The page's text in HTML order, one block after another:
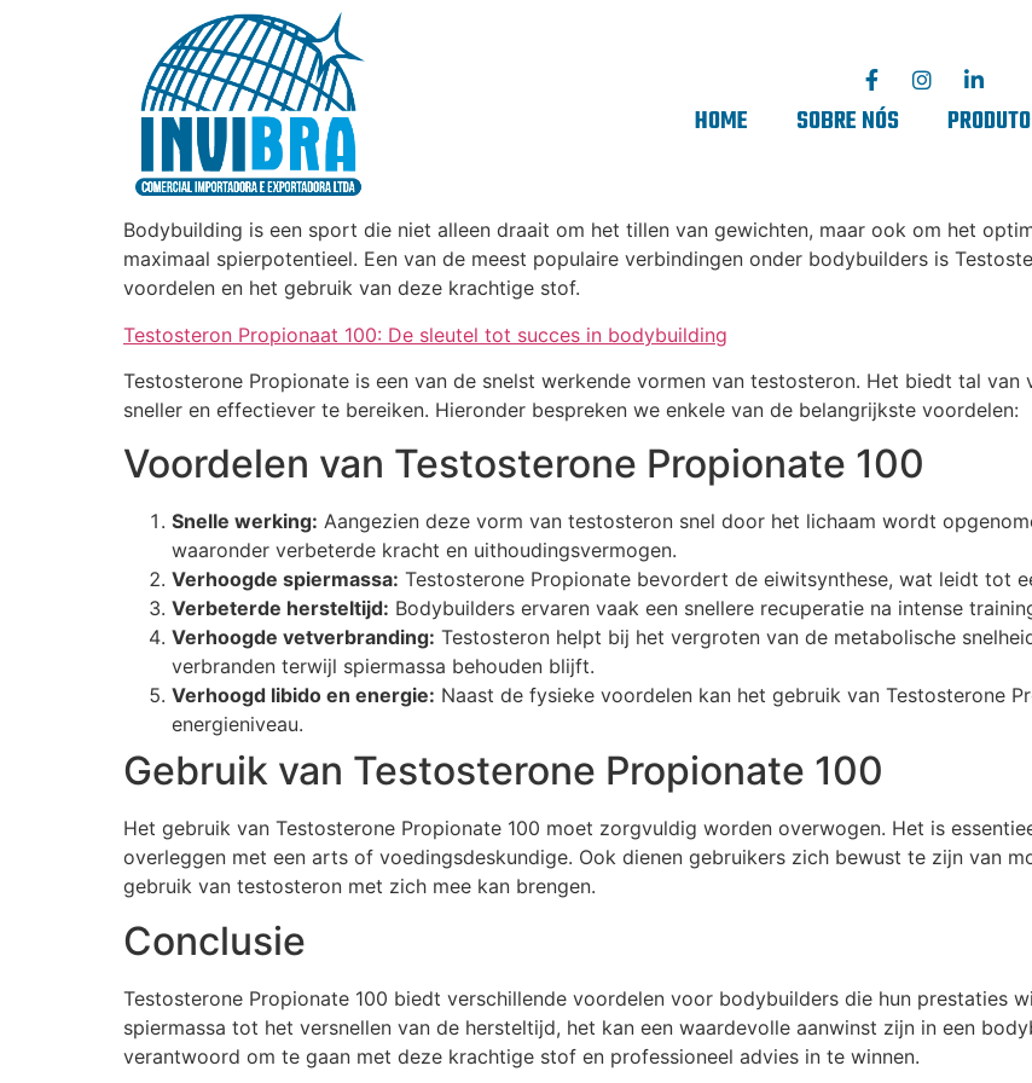
HOME SOBRE NÓS
Bodybuilding is een sport die niet alleen draait om het tillen van gewichten, maar ook om het
maximaal spierpotentieel. Een van de meest populaire verbindingen onder bodybuilders is
voordelen en het gebruik van deze krachtige stof.
Testosteron Propionaat 100: De sleutel tot succes in bodybuilding
Testosterone Propionate is een van de snelst werkende vormen van testosteron. Het biedt tal
sneller en effectiever te bereiken. Hieronder bespreken we enkele van de belangrijkste voordelen:
Voordelen van Testosterone Propionate 100
Snelle werking: Aangezien deze vorm van testosteron snel door het lichaam wordt
waaronder verbeterde kracht en uithoudingsvermogen.
Verhoogde spiermassa: Testosterone Propionate bevordert de eiwitsynthese, wat leidt tot
Verbeterde hersteltijd: Bodybuilders ervaren vaak een snellere recuperatie na intense
Verhoogde vetverbranding: Testosteron helpt bij het vergroten van de metabolische
verbranden terwijl spiermassa behouden blijft.
Verhoogd libido en energie: Naast de fysieke voordelen kan het gebruik van Testosterone
energieniveau.
Gebruik van Testosterone Propionate 100
Het gebruik van Testosterone Propionate 100 moet zorgvuldig worden overwogen. Het is
overleggen met een arts of voedingsdeskundige. Ook dienen gebruikers zich bewust te zijn van
gebruik van testosteron met zich mee kan brengen.
Conclusie
Testosterone Propionate 100 biedt verschillende voordelen voor bodybuilders die hun prestaties
spiermassa tot het versnellen van de hersteltijd, het kan een waardevolle aanwinst zijn in een
verantwoord om te gaan met deze krachtige stof en professioneel advies in te winnen.